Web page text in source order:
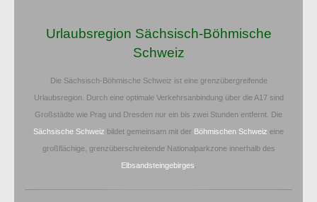
Urlaubsregion Sächsisch-Böhmische
Schweiz
Die Sächsisch-Böhmische Schweiz ist eine grenzübergreifende
Urlaubsregion. Durch eine optimale Verkehrsanbindung über die A17 sind
Großstädte wie Prag und Dresden nur ein bis zwei Stunden entfernt. Die
Sächsische Schweiz bildet gemeinsam mit der Böhmischen Schweiz eine
großflächige, grenzüberschreitende Nationalparkzone innerhalb des
Elbsandsteingebirges